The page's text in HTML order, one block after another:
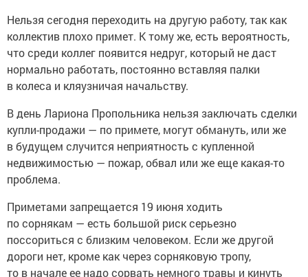
Нельзя сегодня переходить на другую работу, так как
коллектив плохо примет. К тому же, есть вероятность,
что среди коллег появится недруг, который не даст
нормально работать, постоянно вставляя палки
в колеса и кляузничая начальству.
В день Лариона Пропольника нельзя заключать сделки
купли-продажи — по примете, могут обмануть, или же
в будущем случится неприятность с купленной
недвижимостью — пожар, обвал или же еще какая-то
проблема.
Приметами запрещается 19 июня ходить
по сорнякам — есть большой риск серьезно
поссориться с близким человеком. Если же другой
дороги нет, кроме как через сорняковую тропу,
то в начале ее надо сорвать немного травы и кинуть